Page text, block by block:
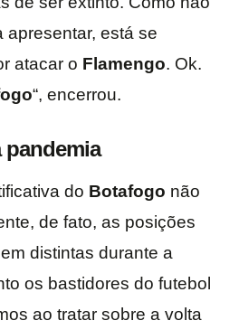
apresentar, está se
atacar o Flamengo. Ok.
“, encerrou.
pandemia
do Botafogo não
de fato, as posições
distintas durante a
os bastidores do futebol
ao tratar sobre a volta